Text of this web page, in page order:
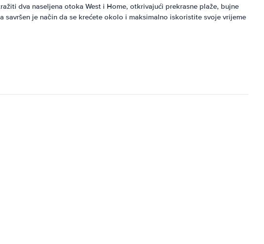
dva naseljena otoka West i Home, otkrivajući prekrasne plaže, bujne
je način da se krećete okolo i maksimalno iskoristite svoje vrijeme